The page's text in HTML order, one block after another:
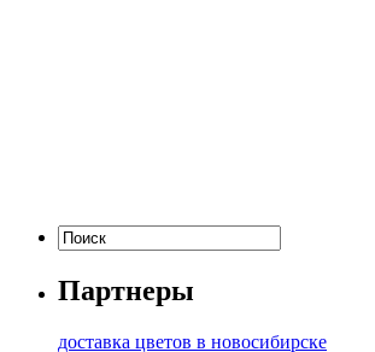
Партнеры
доставка цветов в новосибирске